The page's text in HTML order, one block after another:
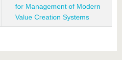
for Management of Modern
Value Creation Systems